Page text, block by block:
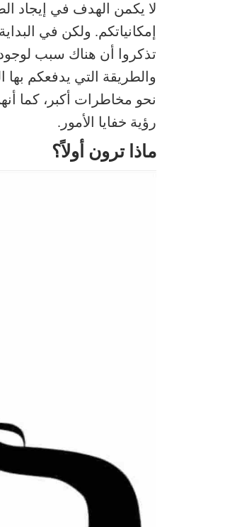
لا يكمن الهدف في إيجاد
إمكانياتكم. ولكن في
تذكروا أن هناك سبب
والطريقة التي يدفعكم
نحو مخاطرات أكبر، كما
رؤية خفايا الأمور.
ماذا ترون أولاً؟